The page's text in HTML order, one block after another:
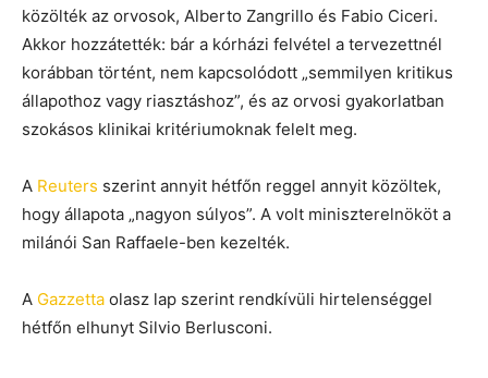
közölték az orvosok, Alberto Zangrillo és Fabio Ciceri.
Akkor hozzátették: bár a kórházi felvétel a tervezettnél
korábban történt, nem kapcsolódott „semmilyen kritikus
állapothoz vagy riasztáshoz”, és az orvosi gyakorlatban
szokásos klinikai kritériumoknak felelt meg.
A Reuters szerint annyit hétfőn reggel annyit közöltek,
hogy állapota „nagyon súlyos”. A volt miniszterelnököt a
milánói San Raffaele-ben kezelték.
A Gazzetta olasz lap szerint rendkívüli hirtelenséggel
hétfőn elhunyt Silvio Berlusconi.